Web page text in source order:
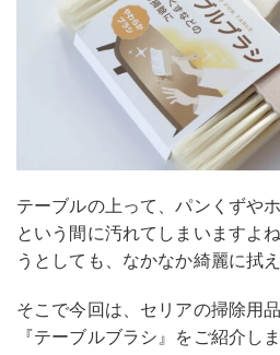
テーブルの上って、パンくずや
という間に汚れてしまいますよ
うとしても、なかなか綺麗に拭
そこで今回は、セリアの掃除用
『テーブルブラシ』をご紹介し